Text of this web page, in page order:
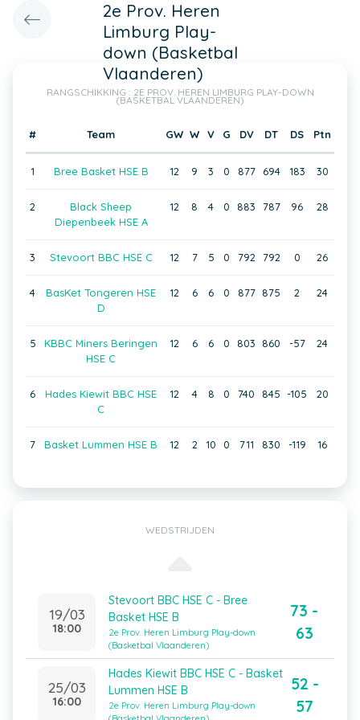
2e Prov. Heren
Limburg Play-
down (Basketbal
Vlaanderen)
RANGSCHIKKING : 2E PROV. HEREN LIMBURG PLAY-DOWN
(BASKETBAL VLAANDEREN)
# Team GW W V G DV DT DS Ptn
1 Bree Basket HSE B 12 9 3 0 877 694 183 30
2
Black Sheep
Diepenbeek HSE A
12 8 4 0 883 787 96 28
3 Stevoort BBC HSE C 12 7 5 0 792 792 0 26
4
BasKet Tongeren HSE
D
12 6 6 0 877 875 2 24
5
KBBC Miners Beringen
HSE C
12 6 6 0 803 860 -57 24
6
Hades Kiewit BBC HSE
C
12 4 8 0 740 845 -105 20
7 Basket Lummen HSE B 12 2 10 0 711 830 -119 16
WEDSTRIJDEN
19/03
18:00
Stevoort BBC HSE C - Bree
Basket HSE B
2e Prov. Heren Limburg Play-down
(Basketbal Vlaanderen)
73 -
63
25/03
16:00
Hades Kiewit BBC HSE C - Basket
Lummen HSE B
2e Prov. Heren Limburg Play-down
52 -
57